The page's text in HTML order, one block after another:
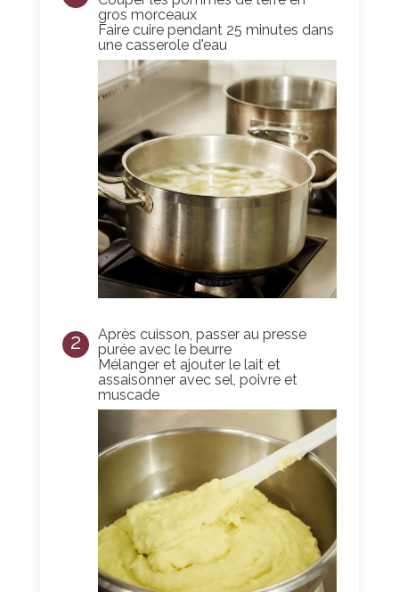
gros morceaux
Faire cuire pendant 25 minutes dans
une casserole d'eau
2
Après cuisson, passer au presse
purée avec le beurre
Mélanger et ajouter le lait et
assaisonner avec sel, poivre et
muscade